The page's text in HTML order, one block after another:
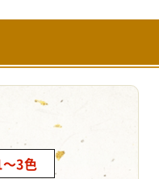
～3色